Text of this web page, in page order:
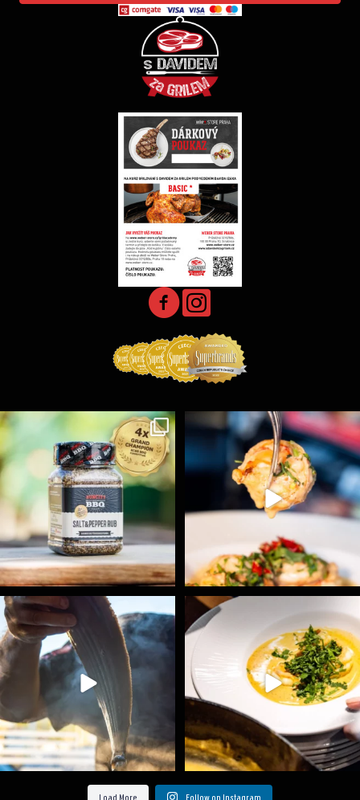
Koření Suncity – autentická BBQ chuť u vás doma!...
1 0
Spoustu podobných triků, které vám usnadní nejenom ...
9 0
Ryba na grilu je opravdu rychlá, a stejně tak Všechny fámozní recepty, které znáte z našich
0
Load More Follow on Instagram